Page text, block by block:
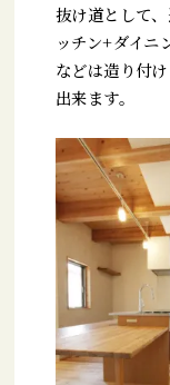
抜け道として
ッチン+ダイニ
などは造り付
出来ます。